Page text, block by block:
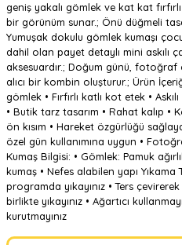
geniş yakalı gömlek ve kat kat
bir görünüm sunar.; Önü düğmeli
Yumuşak dokulu gömlek kumaşı
dahil olan payet detaylı mini askılı
aksesuardır.; Doğum günü,
alıcı bir kombin oluşturur.; Ürün
gömlek • Fırfırlı katlı kot etek •
• Butik tarz tasarım • Rahat kalıp •
ön kısım • Hareket özgürlüğü
özel gün kullanımına uygun •
Kumaş Bilgisi: • Gömlek: Pamuk
kumaş • Nefes alabilen yapı Yıkama
programda yıkayınız • Ters
birlikte yıkayınız • Ağartıcı
kurutmayınız